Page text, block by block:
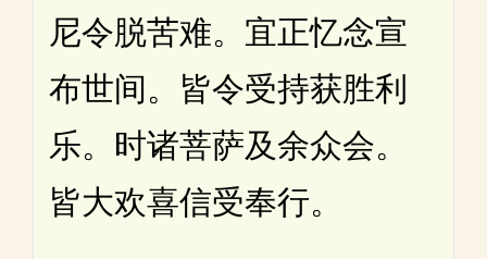
尼令脱苦难。宜正忆念宣
布世间。皆令受持获胜利
乐。时诸菩萨及余众会。
皆大欢喜信受奉行。